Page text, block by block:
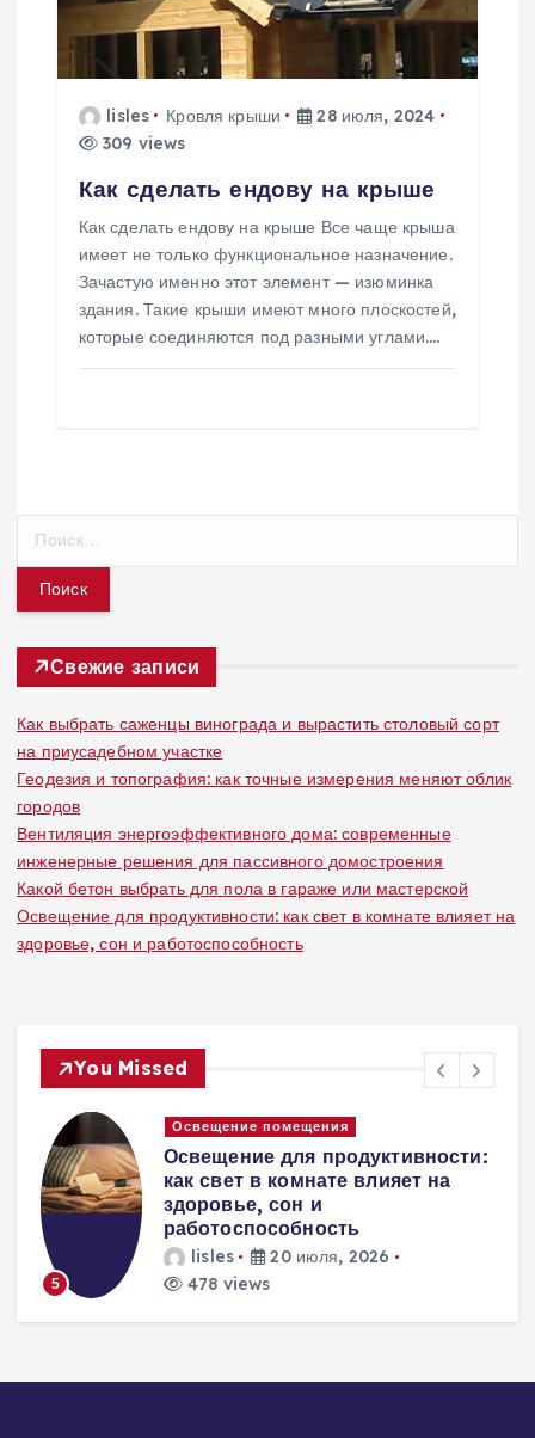
lisles Кровля крыши
28 июля, 2024
309 views
Как сделать ендову на крыше
Как сделать ендову на крыше Все чаще крыша
имеет не только функциональное назначение.
Зачастую именно этот элемент — изюминка
здания. Такие крыши имеют много плоскостей,
которые соединяются под разными углами.…
т
Свежие записи
Как выбрать саженцы винограда и вырастить столовый сорт
на приусадебном участке
Геодезия и топография: как точные измерения меняют облик
городов
Вентиляция энергоэффективного дома: современные
инженерные решения для пассивного домостроения
Какой бетон выбрать для пола в гараже или мастерской
Освещение для продуктивности: как свет в комнате влияет на
здоровье, сон и работоспособность
You Missed
6
Освещение помещения
Световые сценарии: как сделать
квартиру уютной только за счет
освещения
lisles
20 июля, 2026
100 views